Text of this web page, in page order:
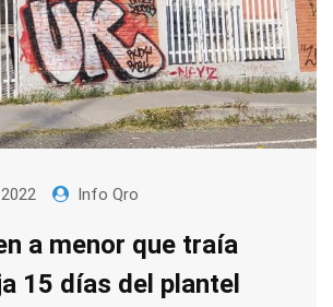
Info Qro
a menor que traía
15 días del plantel